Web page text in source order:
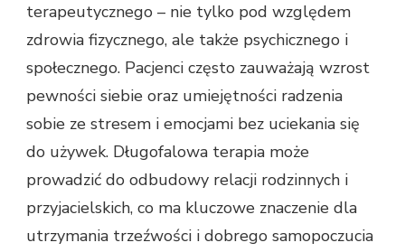
terapeutycznego – nie tylko pod względem
zdrowia fizycznego, ale także psychicznego i
społecznego. Pacjenci często zauważają wzrost
pewności siebie oraz umiejętności radzenia
sobie ze stresem i emocjami bez uciekania się
do używek. Długofalowa terapia może
prowadzić do odbudowy relacji rodzinnych i
przyjacielskich, co ma kluczowe znaczenie dla
utrzymania trzeźwości i dobrego samopoczucia